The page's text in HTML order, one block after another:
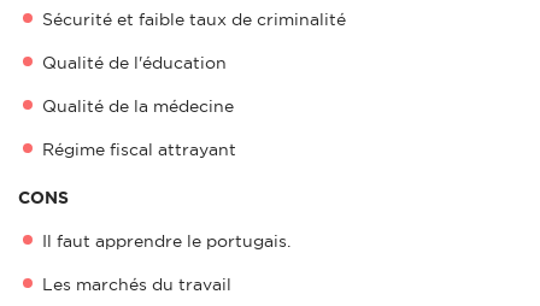
Sécurité et faible taux de criminalité
Qualité de l'éducation
Qualité de la médecine
Régime fiscal attrayant
CONS
Il faut apprendre le portugais.
Les marchés du travail